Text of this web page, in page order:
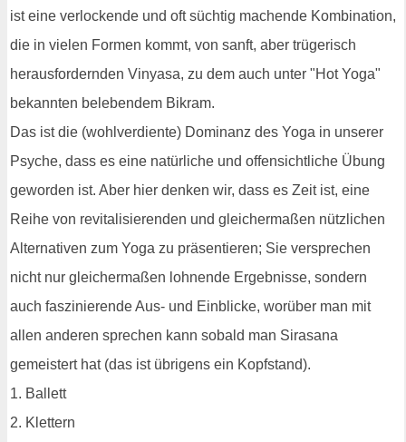
ist eine verlockende und oft süchtig machende Kombination,
die in vielen Formen kommt, von sanft, aber trügerisch
herausfordernden Vinyasa, zu dem auch unter "Hot Yoga"
bekannten belebendem Bikram.
Das ist die (wohlverdiente) Dominanz des Yoga in unserer
Psyche, dass es eine natürliche und offensichtliche Übung
geworden ist. Aber hier denken wir, dass es Zeit ist, eine
Reihe von revitalisierenden und gleichermaßen nützlichen
Alternativen zum Yoga zu präsentieren; Sie versprechen
nicht nur gleichermaßen lohnende Ergebnisse, sondern
auch faszinierende Aus- und Einblicke, worüber man mit
allen anderen sprechen kann sobald man Sirasana
gemeistert hat (das ist übrigens ein Kopfstand).
1. Ballett
2. Klettern